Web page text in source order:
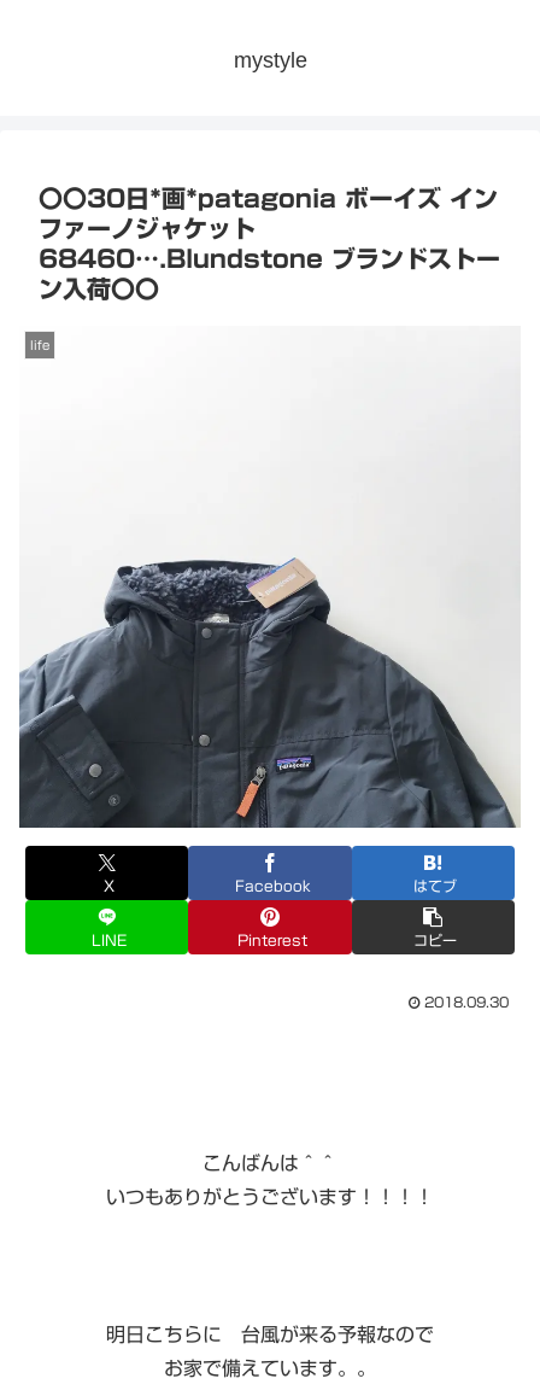
mystyle
〇〇30日*画*patagonia ボーイズ イン
ファーノジャケット
68460….Blundstone ブランドストー
ン入荷〇〇
life
X Facebook はてブ
LINE Pinterest コピー
2018.09.30
こんばんは＾＾
いつもありがとうございます！！！！
明日こちらに 台風が来る予報なので
お家で備えています。。